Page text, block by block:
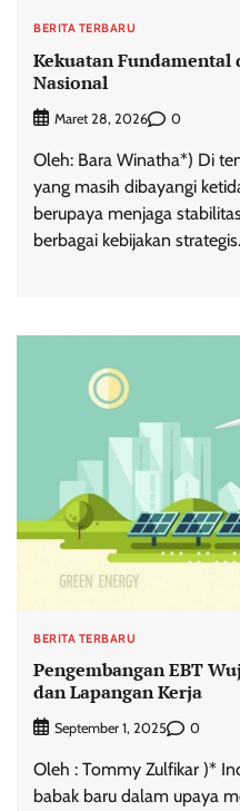
BERITA TERBARU
Kekuatan Fundamental
Nasional
Maret 28, 2026 0
Oleh: Bara Winatha*) Di
yang masih dibayangi
berupaya menjaga
berbagai kebijakan
BERITA TERBARU
Pengembangan EBT
dan Lapangan Kerja
September 1, 2025 0
Oleh : Tommy Zulfikar )*
babak baru dalam upaya